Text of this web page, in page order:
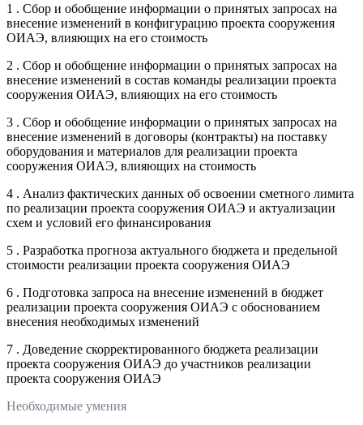
1 . Сбор и обобщение информации о принятых запросах на
внесение изменений в конфигурацию проекта сооружения
ОИАЭ, влияющих на его стоимость
2 . Сбор и обобщение информации о принятых запросах на
внесение изменений в состав команды реализации проекта
сооружения ОИАЭ, влияющих на его стоимость
3 . Сбор и обобщение информации о принятых запросах на
внесение изменений в договоры (контракты) на поставку
оборудования и материалов для реализации проекта
сооружения ОИАЭ, влияющих на стоимость
4 . Анализ фактических данных об освоении сметного лимита
по реализации проекта сооружения ОИАЭ и актуализации
схем и условий его финансирования
5 . Разработка прогноза актуального бюджета и предельной
стоимости реализации проекта сооружения ОИАЭ
6 . Подготовка запроса на внесение изменений в бюджет
реализации проекта сооружения ОИАЭ с обоснованием
внесения необходимых изменений
7 . Доведение скорректированного бюджета реализации
проекта сооружения ОИАЭ до участников реализации
проекта сооружения ОИАЭ
Необходимые умения